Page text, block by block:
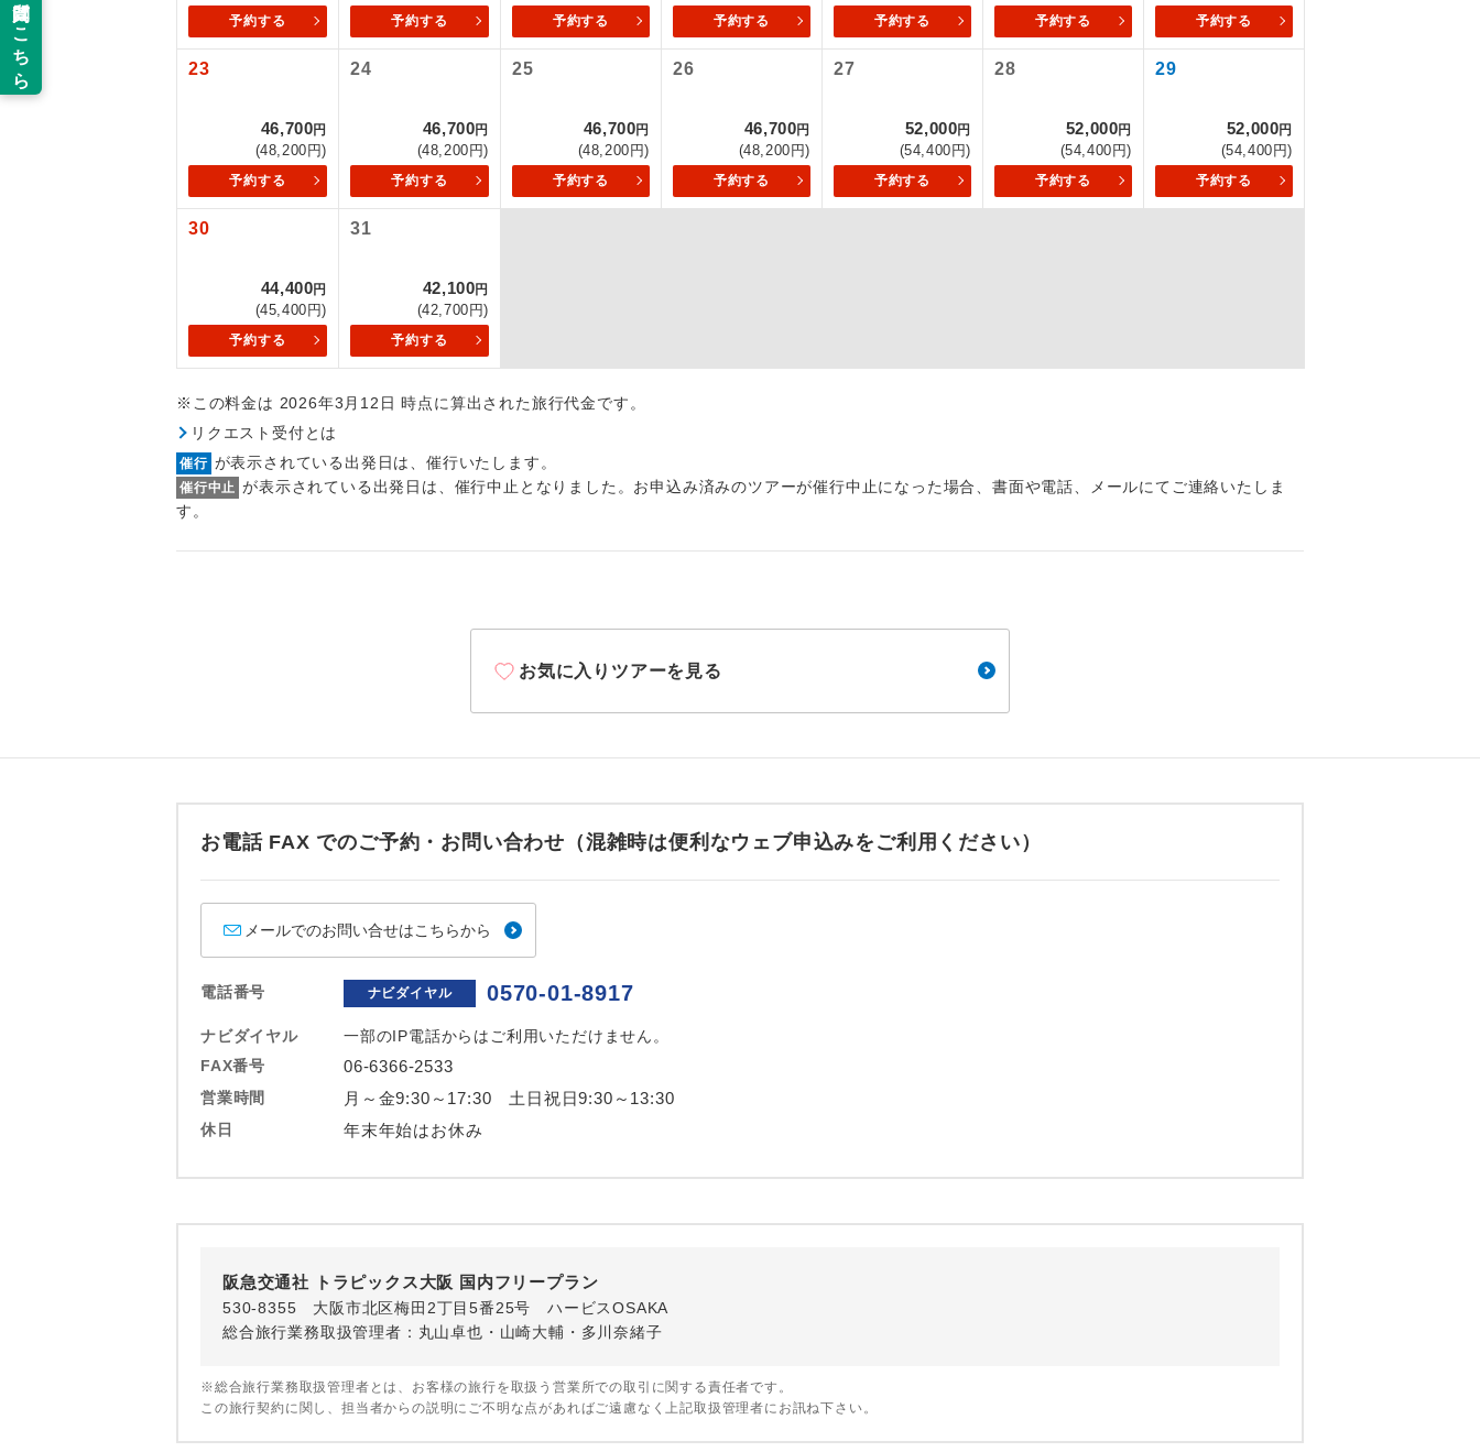
予約する 予約する 予約する 予約する 予約する 予約する 予約する
23
46,700円
(48,200円)
予約する
24
46,700円
(48,200円)
予約する
25
46,700円
(48,200円)
予約する
26
46,700円
(48,200円)
予約する
27
52,000円
(54,400円)
予約する
28
52,000円
(54,400円)
予約する
29
52,000円
(54,400円)
予約する
30
44,400円
(45,400円)
予約する
31
42,100円
(42,700円)
予約する
※この料金は 2026年3月12日 時点に算出された旅行代金です。
リクエスト受付とは
催行 が表示されている出発日は、催行いたします。
催行中止 が表示されている出発日は、催行中止となりました。お申込み済みのツアーが催行中止になった場合、書面や電話、メールにてご連絡いたしま
す。
お気に入りツアーを見る
お電話 FAX でのご予約・お問い合わせ（混雑時は便利なウェブ申込みをご利用ください）
メールでのお問い合せはこちらから
電話番号 ナビダイヤル 0570-01-8917
ナビダイヤル
一部のIP電話からはご利用いただけません。
FAX番号
06-6366-2533
営業時間 月～金9:30～17:30 土日祝日9:30～13:30
休日 年末年始はお休み
阪急交通社 トラピックス大阪 国内フリープラン
530-8355 大阪市北区梅田2丁目5番25号 ハービスOSAKA
総合旅行業務取扱管理者：丸山卓也・山崎大輔・多川奈緒子
※総合旅行業務取扱管理者とは、お客様の旅行を取扱う営業所での取引に関する責任者です。
この旅行契約に関し、担当者からの説明にご不明な点があればご遠慮なく上記取扱管理者にお訊ね下さい。
新コース 初登場のコースです。
世界遺産
ユネスコに登録されている文化遺産や自然遺産を訪ねるコー
絶景 絶景スポットに立ち寄るコースです。
温泉 温泉地にも宿泊するコースです。
大浴場
全食事付き
ん。（機内食を除く）
お部屋食 お部屋にてゆっくりとお召し上がりいただけます。
トラベルイヤホン
ができます。
年齢制限あり ご参加にあたり年齢に制限があるコースです。